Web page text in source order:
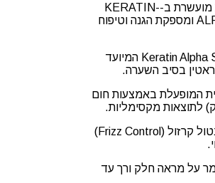
הנוסחה המתקדמת מועשרת ב-KERATIN-
ALPHA SEALER 5% ומספקת הגנה וטיפוח
מוצר מסדרת Keratin Alpha Sleek המיועד
בסיב השערה.
המופעלת באמצעות חום
לתוצאות מקסימליות.
מעניק שיער חלק, נטול קרזול (Frizz Control)
על מראה חלק ורך עד